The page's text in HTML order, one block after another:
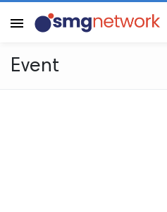
menu
Event